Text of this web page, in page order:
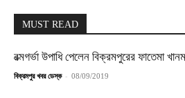
MUST READ
রত্মগর্ভা উপাধি পেলেন বিক্রমপুরের ফাতেমা
বিক্রমপুর খবর ডেস্ক - 08/09/2019